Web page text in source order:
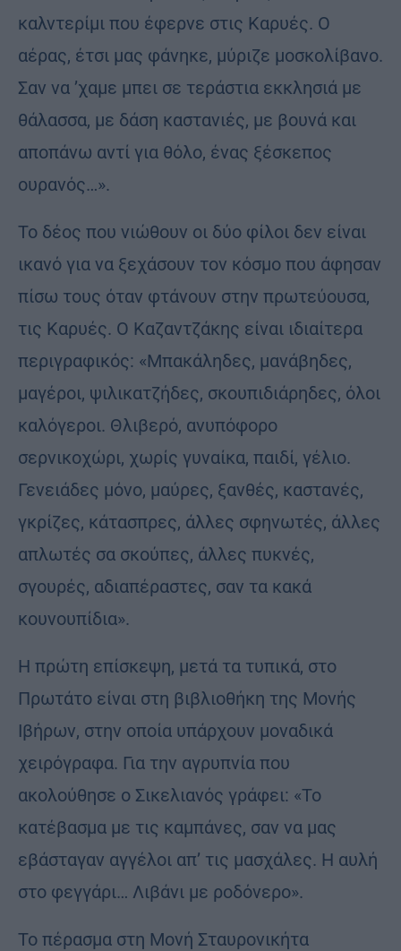
καλντερίμι που έφερνε στις Καρυές. Ο
αέρας, έτσι μας φάνηκε, μύριζε μοσκολίβανο.
Σαν να ’χαμε μπει σε τεράστια εκκλησιά με
θάλασσα, με δάση καστανιές, με βουνά και
αποπάνω αντί για θόλο, ένας ξέσκεπος
ουρανός…».
Το δέος που νιώθουν οι δύο φίλοι δεν είναι
ικανό για να ξεχάσουν τον κόσμο που άφησαν
πίσω τους όταν φτάνουν στην πρωτεύουσα,
τις Καρυές. Ο Καζαντζάκης είναι ιδιαίτερα
περιγραφικός: «Μπακάληδες, μανάβηδες,
μαγέροι, ψιλικατζήδες, σκουπιδιάρηδες, όλοι
καλόγεροι. Θλιβερό, ανυπόφορο
σερνικοχώρι, χωρίς γυναίκα, παιδί, γέλιο.
Γενειάδες μόνο, μαύρες, ξανθές, καστανές,
γκρίζες, κάτασπρες, άλλες σφηνωτές, άλλες
απλωτές σα σκούπες, άλλες πυκνές,
σγουρές, αδιαπέραστες, σαν τα κακά
κουνουπίδια».
Η πρώτη επίσκεψη, μετά τα τυπικά, στο
Πρωτάτο είναι στη βιβλιοθήκη της Μονής
Ιβήρων, στην οποία υπάρχουν μοναδικά
χειρόγραφα. Για την αγρυπνία που
ακολούθησε ο Σικελιανός γράφει: «Το
κατέβασμα με τις καμπάνες, σαν να μας
εβάσταγαν αγγέλοι απ’ τις μασχάλες. Η αυλή
στο φεγγάρι… Λιβάνι με ροδόνερο».
Το πέρασμα στη Μονή Σταυρονικήτα